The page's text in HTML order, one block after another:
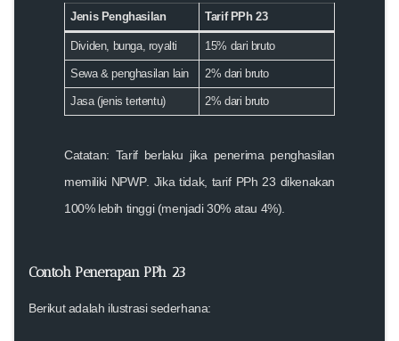
Jenis Penghasilan Tarif PPh 23
Dividen, bunga, royalti 15% dari bruto
Sewa & penghasilan lain 2% dari bruto
Jasa (jenis tertentu) 2% dari bruto
Catatan: Tarif berlaku jika penerima penghasilan
memiliki NPWP. Jika tidak, tarif PPh 23 dikenakan
100% lebih tinggi(menjadi 30% atau 4%).
Contoh Penerapan PPh 23
Berikut adalah ilustrasi sederhana: